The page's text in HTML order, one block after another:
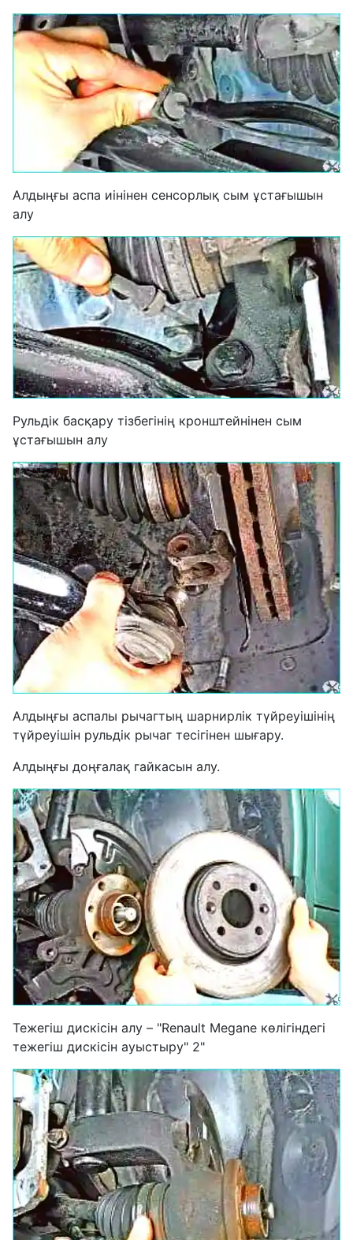
Алдыңғы аспа иінінен сенсорлық сым ұстағышын
алу
Рульдік басқару тізбегінің кронштейнінен сым
ұстағышын алу
Алдыңғы аспалы рычагтың шарнирлік түйреуішінің
түйреуішін рульдік рычаг тесігінен шығару.
Алдыңғы доңғалақ гайкасын алу.
Тежегіш дискісін алу – "Renault Megane көлігіндегі
тежегіш дискісін ауыстыру" 2"